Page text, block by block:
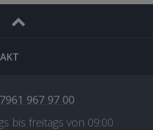
967 97 00
bis freitags von 09:00